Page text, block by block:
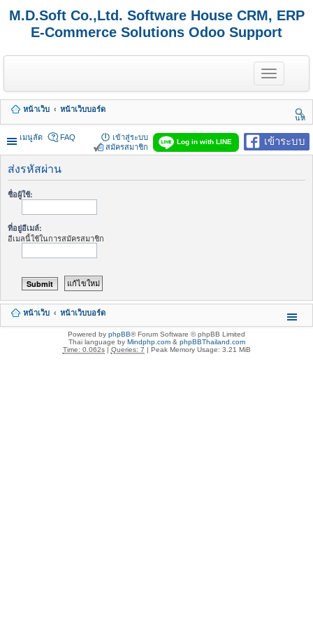
M.D.Soft Co.,Ltd. Software House CRM, ERP
E-Commerce Solutions Odoo Support
T
o
g
e
n
a
v
g
หน้าเว็บ
หน้าเว็บบอร์ด
นห
า
เมนูลัด
เข้าระบบ
Log in with LINE
FAQ
เข้าสู่ระบบ
สมัครสมาชิก
ส่งรหัสผ่าน
ชื่อผู้ใช้:
ที่อยู่อีเมล์:
อีเมลนี้ใช้ในการสมัครสมาชิก
หน้าเว็บ หน้าเว็บบอร์ด
Powered by phpBB® Forum Software © phpBB Limited
Thai language by Mindphp.com& phpBBThailand.com
Time: 0.062s| Queries: 7 | Peak Memory Usage: 3.21 MiB